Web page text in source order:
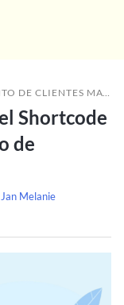
CLIENTES MAYORISTAS
Shortcode
de
Jan Melanie